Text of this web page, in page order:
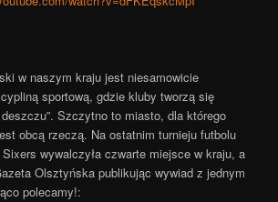
w naszym kraju jest niesamowicie
sportową, gdzie kluby tworzą się
Szczytno to miasto, dla którego
obcą rzeczą. Na ostatnim turnieju futbolu
wywalczyła czwarte miejsce w kraju, a
Olsztyńska publikując wywiad z jednym
polecamy!: